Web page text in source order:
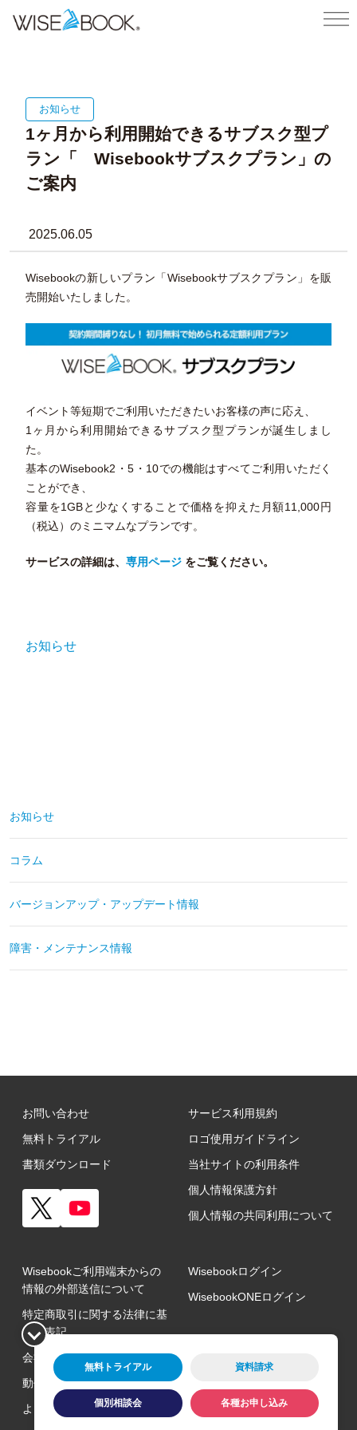
お知らせ
1ヶ月から利用開始できるサブスク型プ
ラン「 Wisebookサブスクプラン」の
ご案内
2025.06.05
Wisebookの新しいプラン「Wisebookサブスクプラン」を販
売開始いたしました。
イベント等短期でご利用いただきたいお客様の声に応え、
1ヶ月から利用開始できるサブスク型プランが誕生しまし
た。
基本のWisebook2・5・10での機能はすべてご利用いただく
ことができ、
容量を1GBと少なくすることで価格を抑えた月額11,000円
（税込）のミニマムなプランです。
サービスの詳細は、 専用ページ をご覧ください。
お知らせ
お知らせ
コラム
バージョンアップ・アップデート情報
障害・メンテナンス情報
お問い合わせ
無料トライアル
書類ダウンロード
サービス利用規約
ロゴ使用ガイドライン
当社サイトの利用条件
個人情報保護方針
個人情報の共同利用について
Wisebookご利用端末からの
情報の外部送信について
特定商取引に関する法律に基
づく表記
会社概要
動作環境
よくある質問
Wisebookログイン
WisebookONEログイン
無料トライアル 資料請求
個別相談会 各種お申し込み